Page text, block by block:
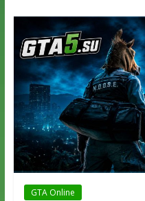
GTA Online